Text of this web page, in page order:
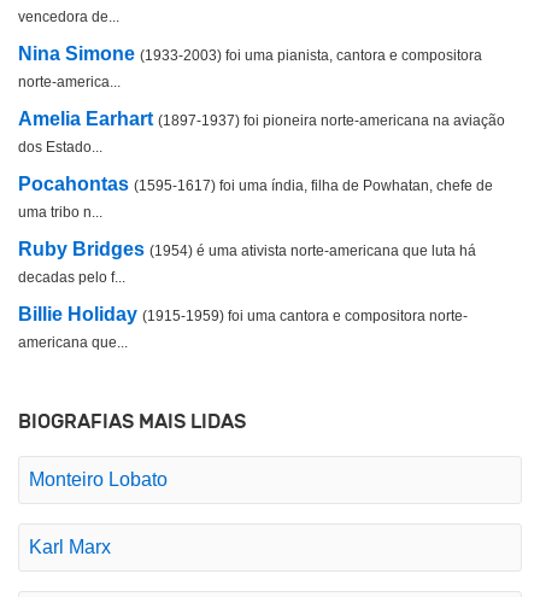
vencedora de...
Nina Simone (1933-2003) foi uma pianista, cantora e compositora
norte-america...
Amelia Earhart (1897-1937) foi pioneira norte-americana na aviação
dos Estado...
Pocahontas (1595-1617) foi uma índia, filha de Powhatan, chefe de
uma tribo n...
Ruby Bridges (1954) é uma ativista norte-americana que luta há
decadas pelo f...
Billie Holiday (1915-1959) foi uma cantora e compositora norte-
americana que...
BIOGRAFIAS MAIS LIDAS
Monteiro Lobato
Karl Marx